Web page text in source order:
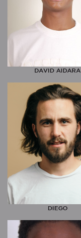
DAVID AIDARA
DIEGO